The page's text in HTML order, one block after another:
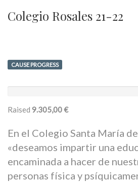
Colegio Rosales 21-22
CAUSE PROGRESS
Raised 9.305,00 €
En el Colegio Santa María
«deseamos impartir una
encaminada a hacer de
personas física y